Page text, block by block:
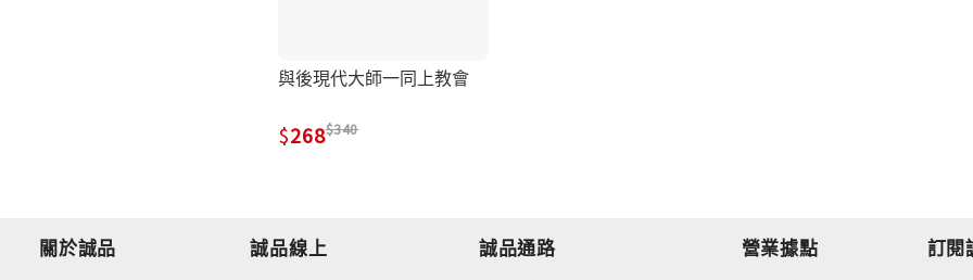
與後現代大師一同上教會
268 340
關於誠品 誠品線上 誠品通路 營業據點 訂閱